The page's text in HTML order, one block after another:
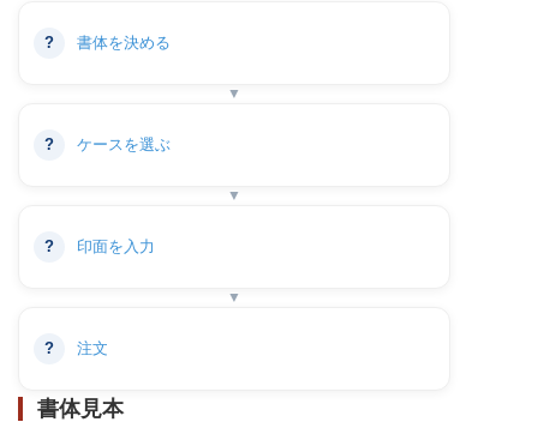
? 書体を決める
? ケースを選ぶ
? 印面を入力
? 注文
書体見本